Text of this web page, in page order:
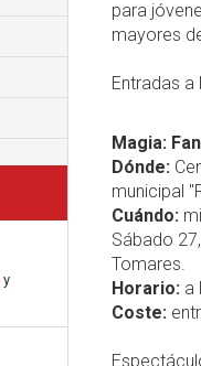
y
para
mayores
Entradas a
Magia:
Dónde:
municipal
Cuándo:
Sábado
Tomares.
Horario: a
Coste: